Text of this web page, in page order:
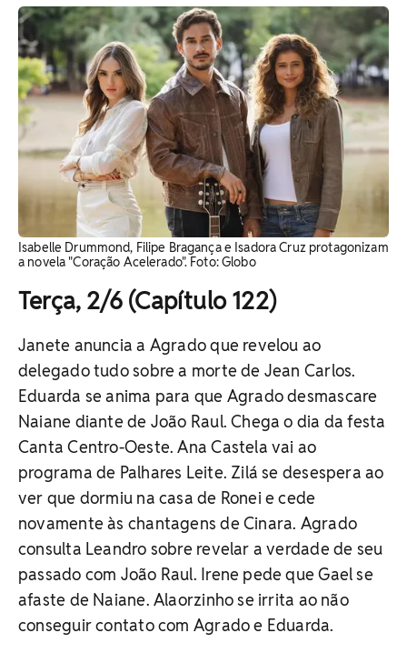
Isabelle Drummond, Filipe Bragança e Isadora Cruz protagonizam
a novela "Coração Acelerado". Foto: Globo
Terça, 2/6 (Capítulo 122)
Janete anuncia a Agrado que revelou ao
delegado tudo sobre a morte de Jean Carlos.
Eduarda se anima para que Agrado desmascare
Naiane diante de João Raul. Chega o dia da festa
Canta Centro-Oeste. Ana Castela vai ao
programa de Palhares Leite. Zilá se desespera ao
ver que dormiu na casa de Ronei e cede
novamente às chantagens de Cinara. Agrado
consulta Leandro sobre revelar a verdade de seu
passado com João Raul. Irene pede que Gael se
afaste de Naiane. Alaorzinho se irrita ao não
conseguir contato com Agrado e Eduarda.